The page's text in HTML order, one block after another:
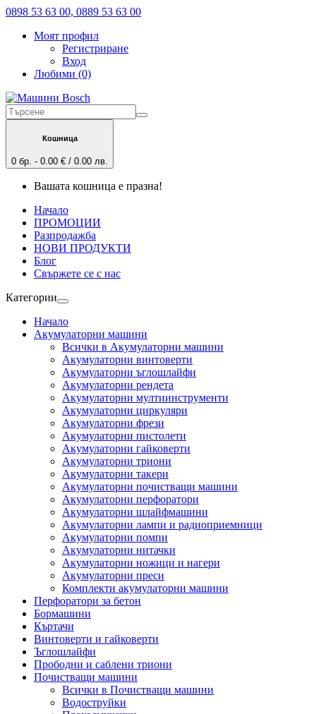
0898 53 63 00, 0889 53 63 00
Моят профил
Регистриране
Вход
Любими (0)
Кошница
0 бр. - 0.00 € / 0.00 лв.
Вашата кошница е празна!
Начало
ПРОМОЦИИ
Разпродажба
НОВИ ПРОДУКТИ
Блог
Свържете се с нас
Категории
Начало
Акумулаторни машини
Всички в Акумулаторни машини
Акумулаторни винтоверти
Акумулаторни ъглошлайфи
Акумулаторни рендета
Акумулаторни мултиинструменти
Акумулаторни циркуляри
Акумулаторни фрези
Акумулаторни пистолети
Акумулаторни гайковерти
Акумулаторни триони
Акумулаторни такери
Акумулаторни почистващи машини
Акумулаторни перфоратори
Акумулаторни шлайфмашини
Акумулаторни лампи и радиоприемници
Акумулаторни помпи
Акумулаторни нитачки
Акумулаторни ножици и нагери
Акумулаторни преси
Комплекти акумулаторни машини
Перфоратори за бетон
Бормашини
Къртачи
Винтоверти и гайковерти
Ъглошлайфи
Прободни и саблени триони
Почистващи машини
Всички в Почистващи машини
Водоструйки